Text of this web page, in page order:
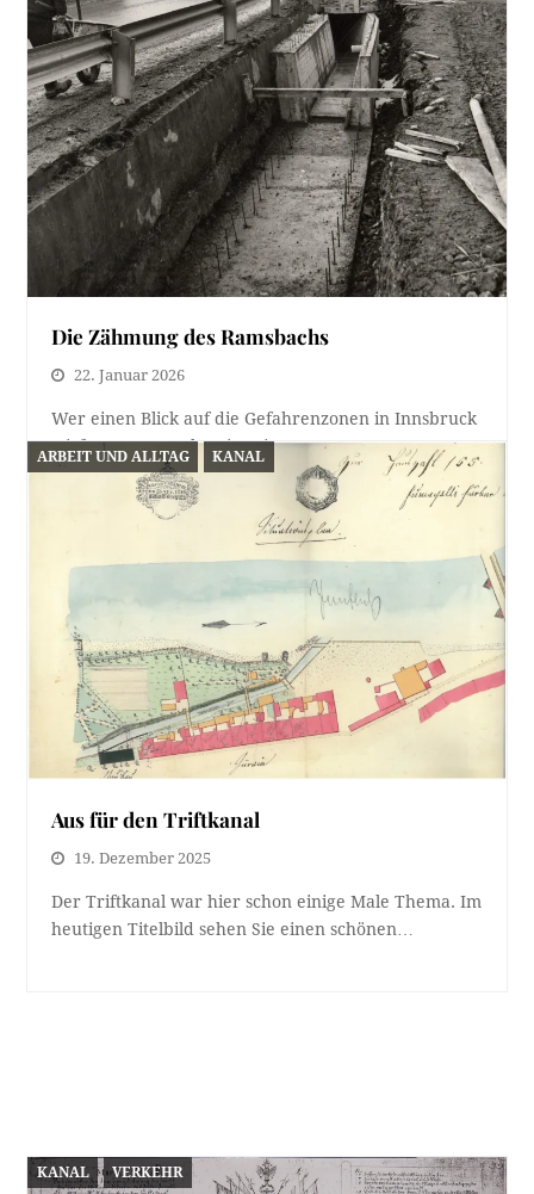
Die Zähmung des Ramsbachs
22. Januar 2026
Wer einen Blick auf die Gefahrenzonen in Innsbruck
wirft - was man eben in seiner…
ARBEIT UND ALLTAG KANAL
Aus für den Triftkanal
19. Dezember 2025
Der Triftkanal war hier schon einige Male Thema. Im
heutigen Titelbild sehen Sie einen schönen…
KANAL VERKEHR